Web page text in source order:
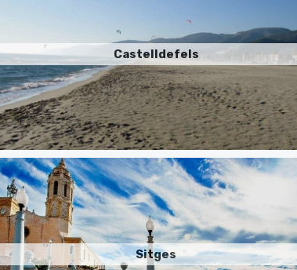
Castelldefels
Sitges